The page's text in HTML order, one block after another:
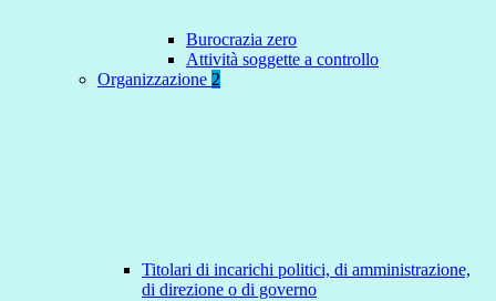
Burocrazia zero
Attività soggette a controllo
Organizzazione 2
Titolari di incarichi politici, di amministrazione,
di direzione o di governo